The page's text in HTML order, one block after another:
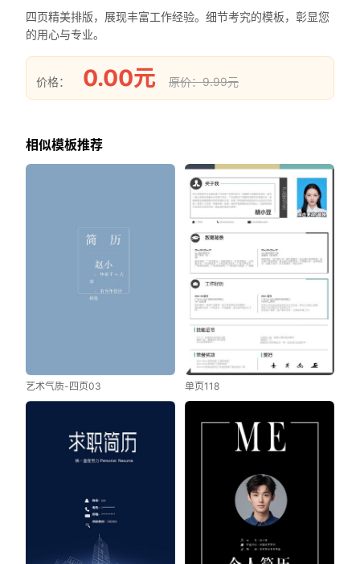
四页精美排版，展现丰富工作经验。细节考究的模板，彰显您
的用心与专业。
价格： 0.00元 原价：9.99元
相似模板推荐
艺术气质-四页03 单页118